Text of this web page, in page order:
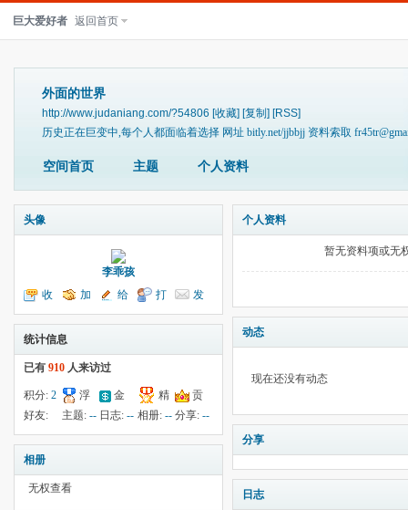
巨大爱好者 返回首页
外面的世界
http://www.judaniang.com/?54806 [收藏] [复制] [RSS]
历史正在巨变中,每个人都面临着选择 网址 bitly.net/jjbbjj 资料索取
空间首页 主题 个人资料
头像
李乖孩
收
听TA
加
为好友
给
我留言
打
个招呼
发
送消息
统计信息
已有 910 人来访过
积分: 2
浮
云:10
金
钱:--
精
华:--
贡
献:--
好友:
150
主题: -- 日志:-- 相册: -- 分享:--
相册
无权查看
个人资料
暂无资料项或无
动态
现在还没有动态
分享
日志